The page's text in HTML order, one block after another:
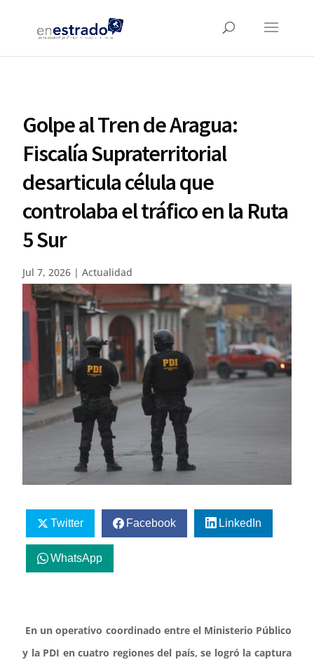
Golpe al Tren de Aragua:
Fiscalía Supraterritorial
desarticula célula que
controlaba el tráfico en la Ruta
5 Sur
Jul 7, 2026 |Actualidad
Twitter Facebook LinkedIn
WhatsApp
En un operativo coordinado entre el Ministerio Público
y la PDI en cuatro regiones del país, se logró la captura